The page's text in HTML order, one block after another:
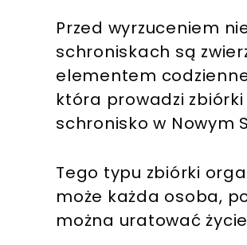
Przed wyrzuceniem
schroniskach są
elementem
która prowadzi
schronisko w Nowym
Tego typu zbiórki
może każda osoba,
można uratować